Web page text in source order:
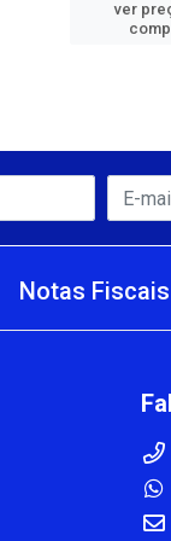
ver
Notas Fiscais